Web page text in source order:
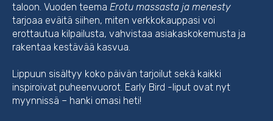
taloon. Vuoden teema Erotu massasta ja menesty
tarjoaa eväitä siihen, miten verkkokauppasi voi
erottautua kilpailusta, vahvistaa asiakaskokemusta ja
rakentaa kestävää kasvua.
Lippuun sisältyy koko päivän tarjoilut sekä kaikki
inspiroivat puheenvuorot. Early Bird -liput ovat nyt
myynnissä – hanki omasi heti!